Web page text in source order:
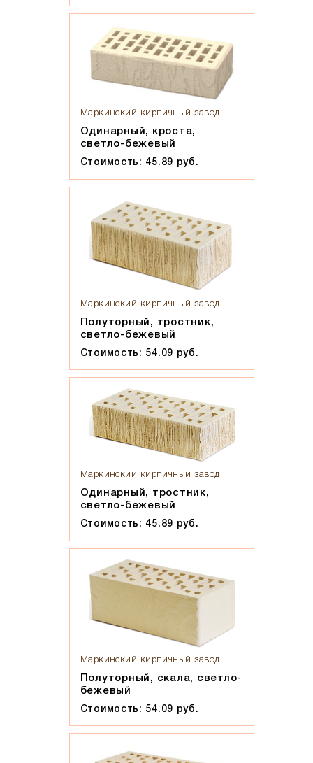
Маркинский кирпичный завод
Одинарный, кроста,
светло-бежевый
Стоимость: 45.89 руб.
Маркинский кирпичный завод
Полуторный, тростник,
светло-бежевый
Стоимость: 54.09 руб.
Маркинский кирпичный завод
Одинарный, тростник,
светло-бежевый
Стоимость: 45.89 руб.
Маркинский кирпичный завод
Полуторный, скала, светло-
бежевый
Стоимость: 54.09 руб.